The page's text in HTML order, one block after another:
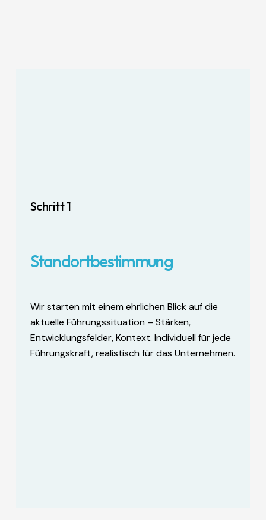
Schritt 1
Standortbestimmung
Wir starten mit einem ehrlichen Blick auf die
aktuelle Führungssituation – Stärken,
Entwicklungsfelder, Kontext. Individuell für jede
Führungskraft, realistisch für das Unternehmen.